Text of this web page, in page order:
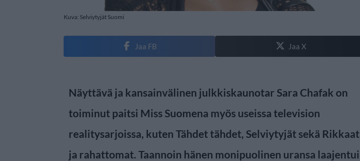
Kuva: Selviytyjät Suomi
Jaa FB Jaa X
Näyttävä ja kansainvälinen julkkiskaunotar Sara Chafak on
toiminut paitsi Miss Suomena myös useissa television
realitysarjoissa, kuten Tähdet tähdet, Selviytyjät sekä Rikkaat
ja rahattomat. Taannoin hänen monipuolinen uransa laajentui